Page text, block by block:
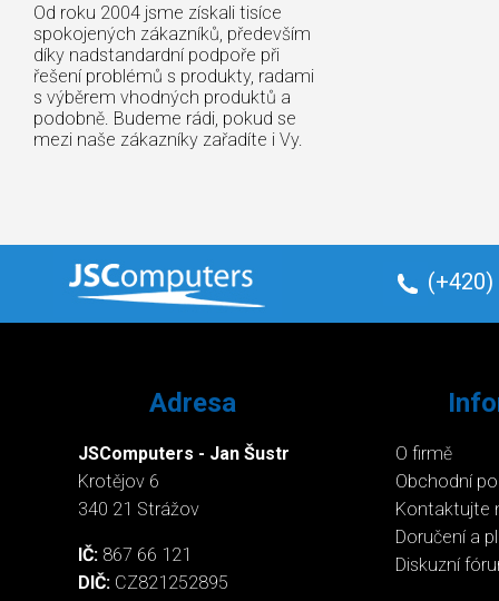
Od roku 2004 jsme získali tisíce
spokojených zákazníků, především
díky nadstandardní podpoře při
řešení problémů s produkty, radami
s výběrem vhodných produktů a
podobně. Budeme rádi, pokud se
mezi naše zákazníky zařadíte i Vy.
(+420)
Adresa
JSComputers - Jan Šustr
Krotějov 6
340 21 Strážov
IČ: 867 66 121
DIČ: CZ821252895
O firmě
Obchodní
Kontaktujte
Doručení a
Diskuzní